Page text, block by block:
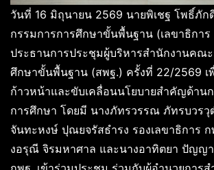
วันที่ 16 มิถุนายน 2569 นายพิเชฐ โพธิ์ภัก
กรรมการการศึกษาขั้นพื้นฐาน (เลขาธิการ
ประธานการประชุมผู้บริหารสำนักงานคณ
ศึกษาขั้นพื้นฐาน (สพฐ.) ครั้งที่ 22/2569 เ
ก้าวหน้าและขับเคลื่อนนโยบายสำคัญด้า
การศึกษา โดยมี นางภัทรวรรณ ภัทรบวร
จันทะหงษ์ ปุณยจรัสธำรง รองเลขาธิการ
งอรุณี จิรมหาศาล และนางอาทิตยา ปัญญา